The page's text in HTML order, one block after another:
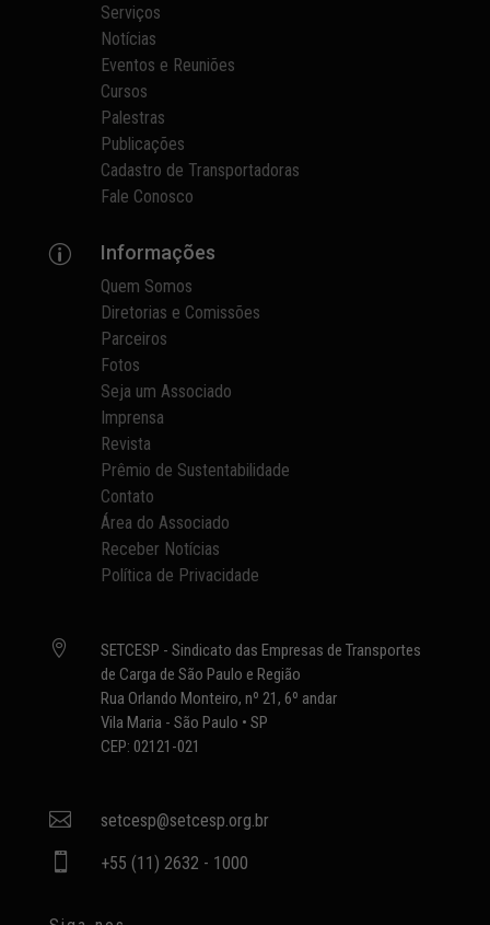
Serviços
Notícias
Eventos e Reuniões
Cursos
Palestras
Publicações
Cadastro de Transportadoras
Fale Conosco
p Informações
Quem Somos
Diretorias e Comissões
Parceiros
Fotos
Seja um Associado
Imprensa
Revista
Prêmio de Sustentabilidade
Contato
Área do Associado
Receber Notícias
Política de Privacidade

SETCESP - Sindicato das Empresas de Transportes
de Carga de São Paulo e Região
Rua Orlando Monteiro, nº 21, 6º andar
Vila Maria - São Paulo • SP
CEP: 02121-021
 setcesp@setcesp.org.br
 +55 (11) 2632 - 1000